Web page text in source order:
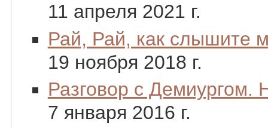
11 апреля 2021 г.
Рай, Рай, как слышите
19 ноября 2018 г.
Разговор с Демиургом.
7 января 2016 г.